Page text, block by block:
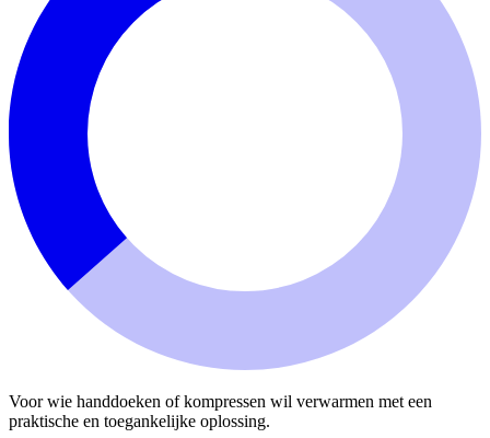
Voor wie handdoeken of kompressen wil verwarmen met een
praktische en toegankelijke oplossing.